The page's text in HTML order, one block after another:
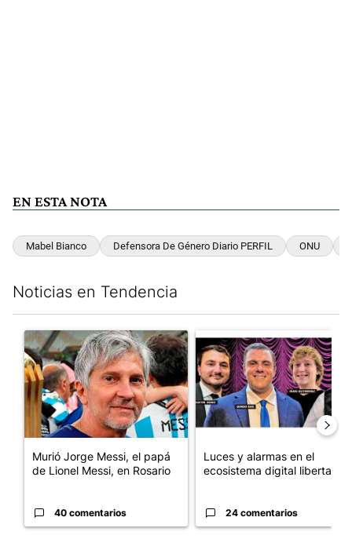
EN ESTA NOTA
Mabel Bianco Defensora De Género Diario PERFIL ONU
Noticias en Tendencia
Un artículo de tendencia con el título "Murió Jorge Messi, el
Murió Jorge Messi, el papá
de Lionel Messi, en Rosario
40 comentarios
Un artículo de tendencia con
Luces y alarmas en el
ecosistema digital libertario
24 comentarios